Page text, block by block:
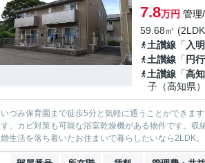
7.8万円 管理
59.68㎡
土讃線 「 入明
土讃線 「 円
土讃線 「高知
子（高知県
いづみ保育園まで徒歩5分と気軽に通うことができま
す。カビ対策も可能な浴室乾燥機がある物件です。
婚生活を落ち着いたお住まいで暮らしたいなら2LDK